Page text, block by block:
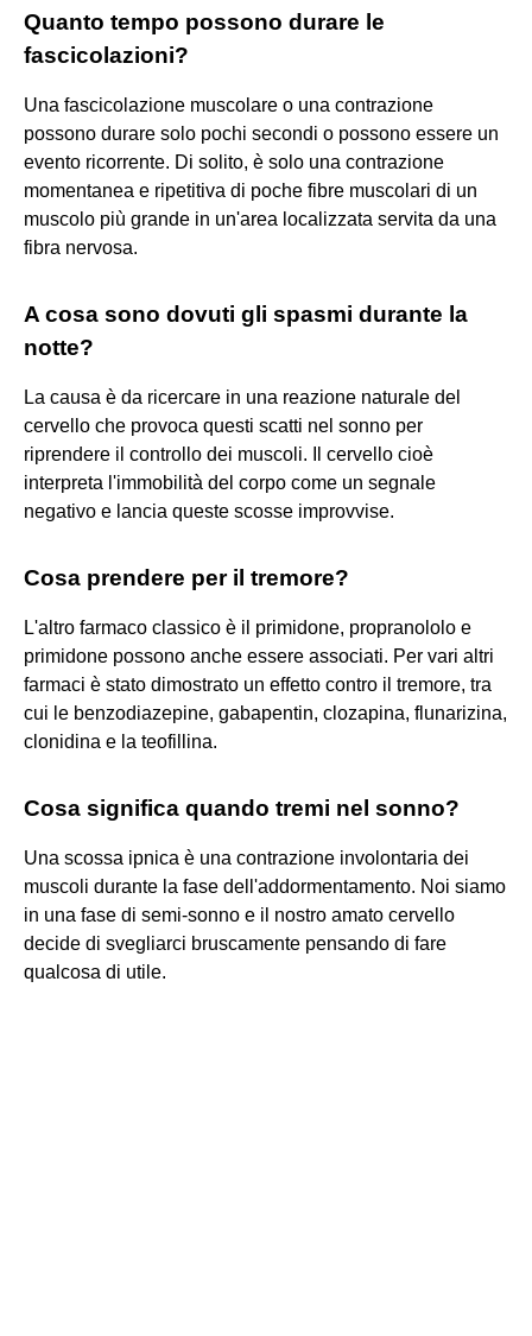
Quanto tempo possono durare le
fascicolazioni?
Una fascicolazione muscolare o una contrazione
possono durare solo pochi secondi o possono essere un
evento ricorrente. Di solito, è solo una contrazione
momentanea e ripetitiva di poche fibre muscolari di un
muscolo più grande in un'area localizzata servita da una
fibra nervosa.
A cosa sono dovuti gli spasmi durante la
notte?
La causa è da ricercare in una reazione naturale del
cervello che provoca questi scatti nel sonno per
riprendere il controllo dei muscoli. Il cervello cioè
interpreta l'immobilità del corpo come un segnale
negativo e lancia queste scosse improvvise.
Cosa prendere per il tremore?
L'altro farmaco classico è il primidone, propranololo e
primidone possono anche essere associati. Per vari altri
farmaci è stato dimostrato un effetto contro il tremore, tra
cui le benzodiazepine, gabapentin, clozapina, flunarizina,
clonidina e la teofillina.
Cosa significa quando tremi nel sonno?
Una scossa ipnica è una contrazione involontaria dei
muscoli durante la fase dell'addormentamento. Noi siamo
in una fase di semi-sonno e il nostro amato cervello
decide di svegliarci bruscamente pensando di fare
qualcosa di utile.